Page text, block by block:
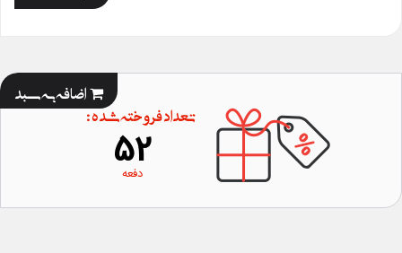
اضافه به سبد
تعداد فروخته شده :
52
دفعه